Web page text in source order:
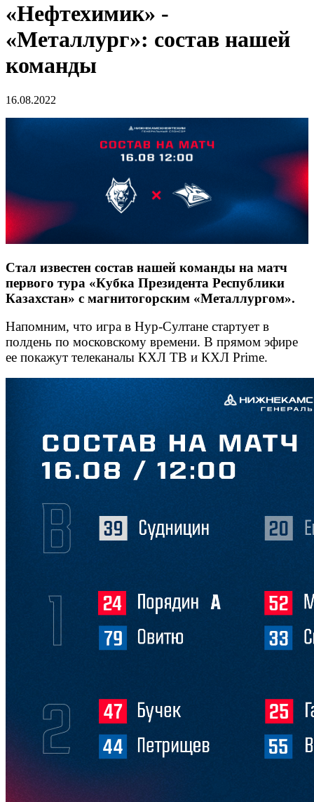
«Нефтехимик» -
«Металлург»: состав нашей
команды
16.08.2022
Стал известен состав нашей команды на матч
первого тура «Кубка Президента Республики
Казахстан» с магнитогорским «Металлургом».
Напомним, что игра в Нур-Султане стартует в
полдень по московскому времени. В прямом эфире
ее покажут телеканалы КХЛ ТВ и КХЛ Prime.